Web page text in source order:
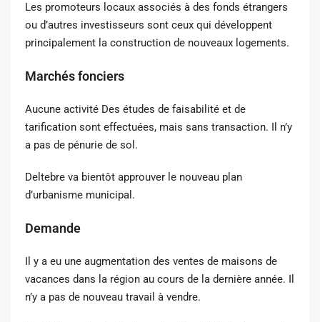
Les promoteurs locaux associés à des fonds étrangers
ou d’autres investisseurs sont ceux qui développent
principalement la construction de nouveaux logements.
Marchés fonciers
Aucune activité Des études de faisabilité et de
tarification sont effectuées, mais sans transaction. Il n’y
a pas de pénurie de sol.
Deltebre va bientôt approuver le nouveau plan
d’urbanisme municipal.
Demande
Il y a eu une augmentation des ventes de maisons de
vacances dans la région au cours de la dernière année. Il
n’y a pas de nouveau travail à vendre.